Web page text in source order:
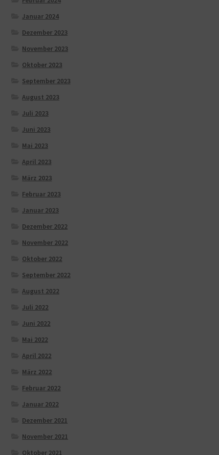
Januar 2024
Dezember 2023
November 2023
Oktober 2023
September 2023
August 2023
Juli 2023
Juni 2023
Mai 2023
April 2023
März 2023
Februar 2023
Januar 2023
Dezember 2022
November 2022
Oktober 2022
September 2022
August 2022
Juli 2022
Juni 2022
Mai 2022
April 2022
März 2022
Februar 2022
Januar 2022
Dezember 2021
November 2021
Oktober 2021